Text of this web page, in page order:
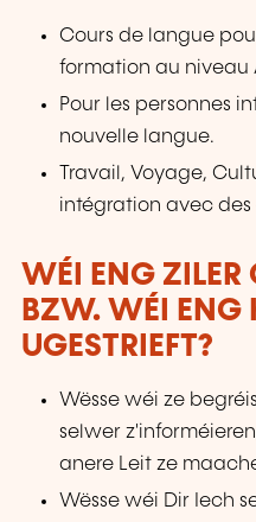
Cours de langue
formation au niveau
Pour les personnes
nouvelle langue.
Travail, Voyage,
intégration avec
WÉI ENG ZILER
BZW. WÉI ENG
UGESTRIEFT?
Wësse wéi ze
selwer
anere Leit ze
Wësse wéi Dir Iech